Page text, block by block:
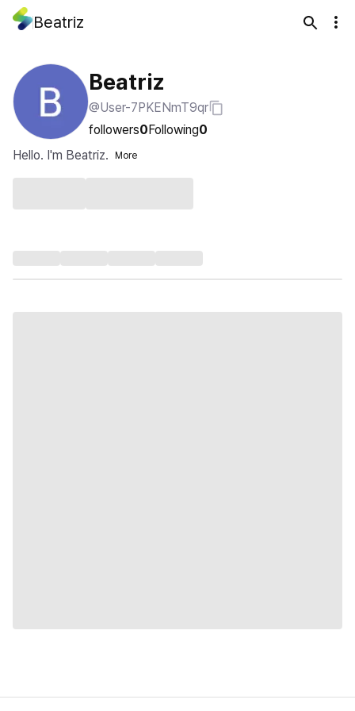
Beatriz
Beatriz
@User-7PKENmT9qr
followers0Following0
Hello. I'm Beatriz.
More